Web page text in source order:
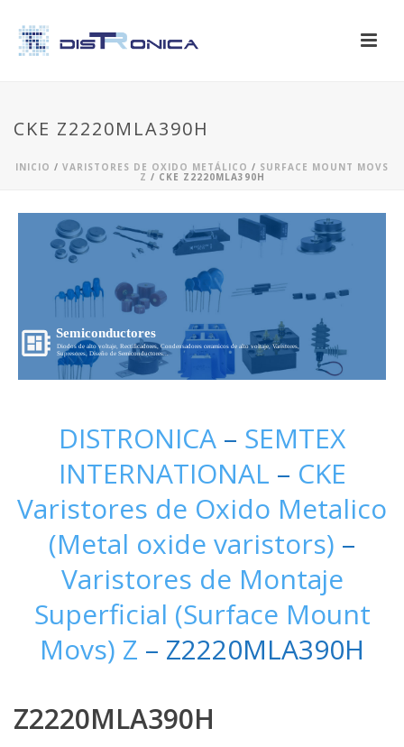
CKE Z2220MLA390H
INICIO / VARISTORES DE OXIDO METÁLICO / SURFACE MOUNT MOVS
Z / CKE Z2220MLA390H
Semiconductores
Diodos de alto voltaje, Rectificadores, Condensadores ceramicos de alto voltaje, Varistores,
Supresores, Diseño de Semiconductores...
DISTRONICA – SEMTEX
INTERNATIONAL – CKE
Varistores de Oxido Metalico
(Metal oxide varistors) –
Varistores de Montaje
Superficial (Surface Mount
Movs) Z – Z2220MLA390H
Z2220MLA390H